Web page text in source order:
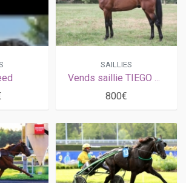
SAILLIES
Vends saillie TIEGO D ETANG (Chaillot - Harolène par Vroum d'Or)
800€